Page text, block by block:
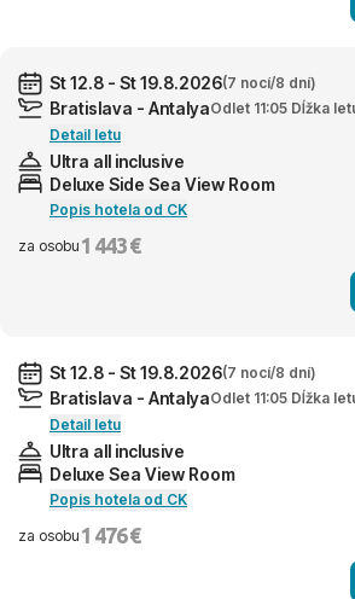
St 12.8 - St 19.8.2026(7 nocí/8 dní)
Bratislava - AntalyaOdlet 11:05 Dĺžka
Detail letu
Ultra all inclusive
Deluxe Side Sea View Room
Popis hotela od CK
za osobu 1 443 €
St 12.8 - St 19.8.2026(7 nocí/8 dní)
Bratislava - AntalyaOdlet 11:05 Dĺžka
Detail letu
Ultra all inclusive
Deluxe Sea View Room
Popis hotela od CK
za osobu 1 476 €